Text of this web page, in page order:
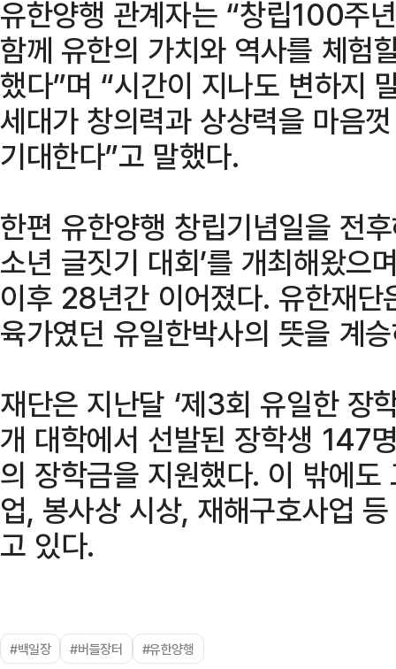
유한양행 관계자는 “창립100주
함께 유한의 가치와 역사를 체험
했다”며 “시간이 지나도 변하지
세대가 창의력과 상상력을 마음
기대한다”고 말했다.
한편 유한양행 창립기념일을 전
소년 글짓기 대회’를 개최해왔
이후 28년간 이어졌다. 유한재
육가였던 유일한박사의 뜻을 계
재단은 지난달 ‘제3회 유일한 장
개 대학에서 선발된 장학생 147
의 장학금을 지원했다. 이 밖에
업, 봉사상 시상, 재해구호사업
고 있다.
#백일장 #버들장터 #유한양행